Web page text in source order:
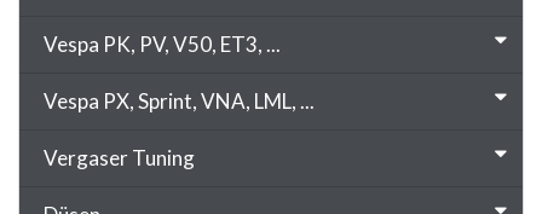
Vespa PK, PV, V50, ET3, ...
Vespa PX, Sprint, VNA, LML, ...
Vergaser Tuning